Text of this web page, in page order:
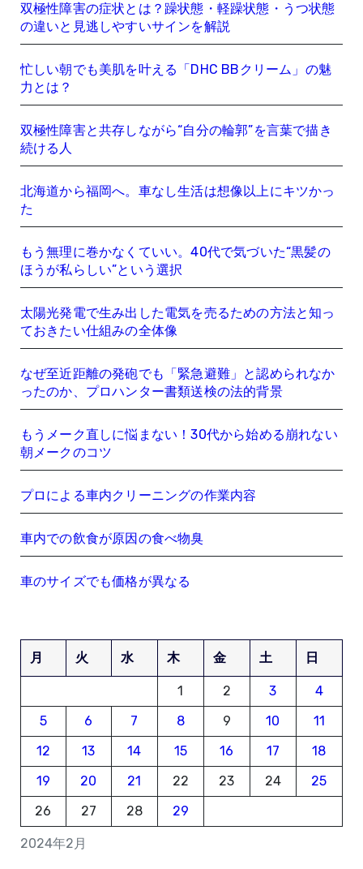
双極性障害の症状とは？躁状態・軽躁状態・うつ状態
の違いと見逃しやすいサインを解説
忙しい朝でも美肌を叶える「DHC BBクリーム」の魅
力とは？
双極性障害と共存しながら“自分の輪郭”を言葉で描き
続ける人
北海道から福岡へ。車なし生活は想像以上にキツかっ
た
もう無理に巻かなくていい。40代で気づいた“黒髪の
ほうが私らしい”という選択
太陽光発電で生み出した電気を売るための方法と知っ
ておきたい仕組みの全体像
なぜ至近距離の発砲でも「緊急避難」と認められなか
ったのか、プロハンター書類送検の法的背景
もうメーク直しに悩まない！30代から始める崩れない
朝メークのコツ
プロによる車内クリーニングの作業内容
車内での飲食が原因の食べ物臭
車のサイズでも価格が異なる
2024年2月
月 火 水 木 金 土 日
1 2 3
4
5
6 7 8 9 10
11
12
13 14 15 16 17
18
19
20 21 22 23 24
25
26
27 28 29